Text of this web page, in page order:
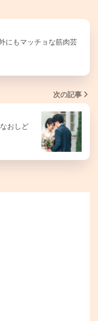
もマッチョな筋肉芸
次の記事
おしど